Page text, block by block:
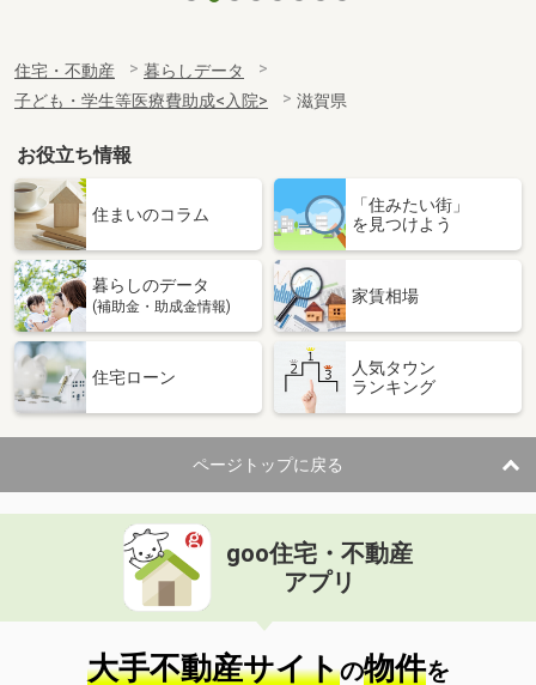
住宅・不動産
暮らしデータ
子ども・学生等医療費助成<入院>
滋賀県
お役立ち情報
住まいのコラム
「住みたい街」
を見つけよう
暮らしのデータ
(補助金・助成金情報)
家賃相場
住宅ローン
人気タウン
ランキング
ページトップに戻る
goo住宅・不動産
アプリ
大手不動産サイトの物件を